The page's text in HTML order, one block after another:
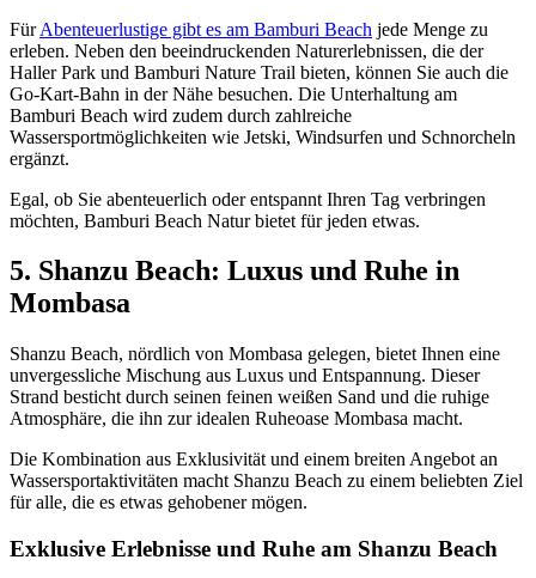
FürAbenteuerlustige gibt es am Bamburi Beach jede Menge zu
erleben. Neben den beeindruckenden Naturerlebnissen, die der
Haller Park und Bamburi Nature Trail bieten, können Sie auch die
Go-Kart-Bahn in der Nähe besuchen. Die Unterhaltung am
Bamburi Beach wird zudem durch zahlreiche
Wassersportmöglichkeiten wie Jetski, Windsurfen und Schnorcheln
ergänzt.
Egal, ob Sie abenteuerlich oder entspannt Ihren Tag verbringen
möchten, Bamburi Beach Natur bietet für jeden etwas.
5. Shanzu Beach: Luxus und Ruhe in
Mombasa
Shanzu Beach, nördlich von Mombasa gelegen, bietet Ihnen eine
unvergessliche Mischung aus Luxus und Entspannung. Dieser
Strand besticht durch seinen feinen weißen Sand und die ruhige
Atmosphäre, die ihn zur idealen Ruheoase Mombasa macht.
Die Kombination aus Exklusivität und einem breiten Angebot an
Wassersportaktivitäten macht Shanzu Beach zu einem beliebten Ziel
für alle, die es etwas gehobener mögen.
Exklusive Erlebnisse und Ruhe am Shanzu Beach